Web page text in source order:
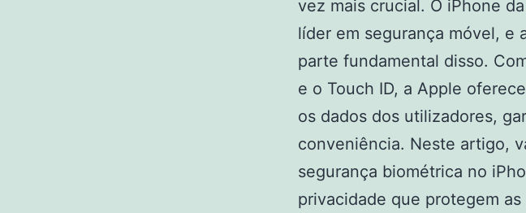
vez mais crucial. O iPhone
líder em segurança móvel, e
parte fundamental disso.
e o Touch ID, a Apple
os dados dos utilizadores,
conveniência. Neste artigo,
segurança biométrica no
privacidade que protegem